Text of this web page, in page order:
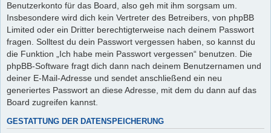
Benutzerkonto für das Board, also geh mit ihm sorgsam um.
Insbesondere wird dich kein Vertreter des Betreibers, von phpBB
Limited oder ein Dritter berechtigterweise nach deinem Passwort
fragen. Solltest du dein Passwort vergessen haben, so kannst du
die Funktion „Ich habe mein Passwort vergessen“ benutzen. Die
phpBB-Software fragt dich dann nach deinem Benutzernamen und
deiner E-Mail-Adresse und sendet anschließend ein neu
generiertes Passwort an diese Adresse, mit dem du dann auf das
Board zugreifen kannst.
GESTATTUNG DER DATENSPEICHERUNG